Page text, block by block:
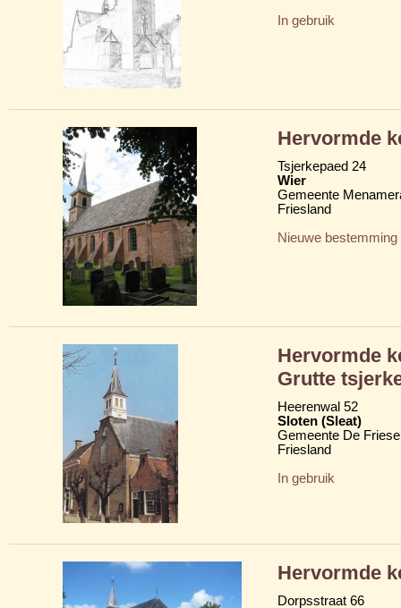
In gebruik
Hervormde
Tsjerkepaed 24
Wier
Gemeente
Friesland
Nieuwe bestemming
Hervormde
Grutte
Heerenwal 52
Sloten (Sleat)
Gemeente De
Friesland
In gebruik
Hervormde
Dorpsstraat 66